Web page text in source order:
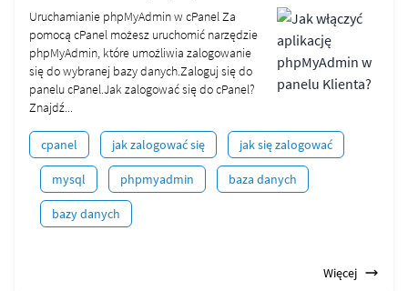
Uruchamianie phpMyAdmin w cPanel Za
pomocą cPanel możesz uruchomić narzędzie
phpMyAdmin, które umożliwia zalogowanie
się do wybranej bazy danych.Zaloguj się do
panelu cPanel.Jak zalogować się do cPanel?
Znajdź...
cpanel jak zalogować się jak się zalogować
mysql phpmyadmin baza danych
bazy danych
Więcej